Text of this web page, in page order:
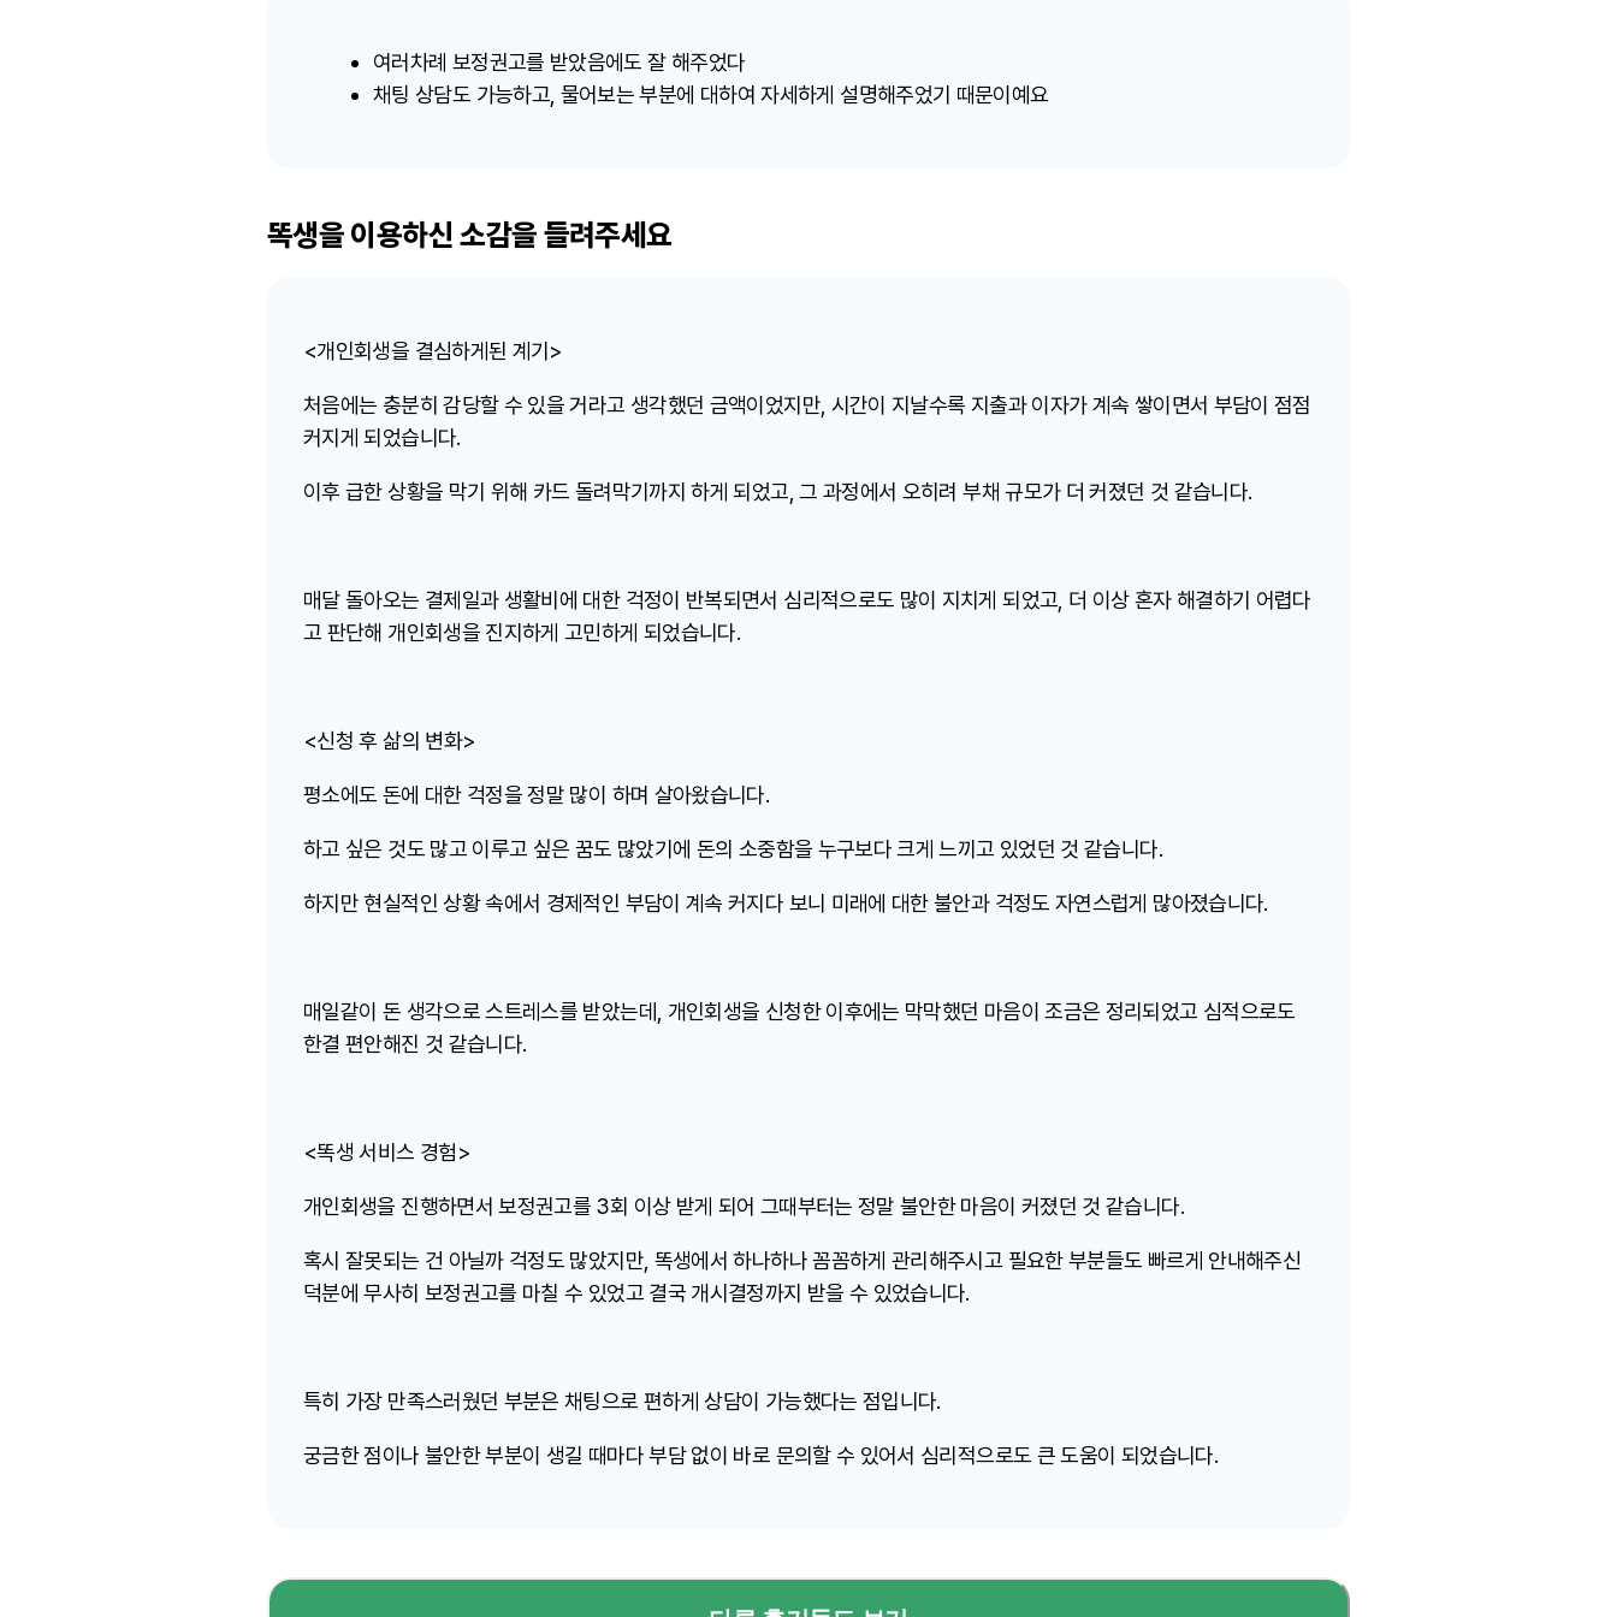
여러차례 보정권고를 받았음에도 잘 해주었다
채팅 상담도 가능하고, 물어보는 부분에 대하여 자세하게 설명해주었기 때문이예요
똑생을 이용하신 소감을 들려주세요
<개인회생을 결심하게된 계기>
처음에는 충분히 감당할 수 있을 거라고 생각했던 금액이었지만, 시간이 지날수록 지출과 이자가 계속 쌓이면서 부담이 점점
커지게 되었습니다.
이후 급한 상황을 막기 위해 카드 돌려막기까지 하게 되었고, 그 과정에서 오히려 부채 규모가 더 커졌던 것 같습니다.
매달 돌아오는 결제일과 생활비에 대한 걱정이 반복되면서 심리적으로도 많이 지치게 되었고, 더 이상 혼자 해결하기 어렵다
고 판단해 개인회생을 진지하게 고민하게 되었습니다.
<신청 후 삶의 변화>
평소에도 돈에 대한 걱정을 정말 많이 하며 살아왔습니다.
하고 싶은 것도 많고 이루고 싶은 꿈도 많았기에 돈의 소중함을 누구보다 크게 느끼고 있었던 것 같습니다.
하지만 현실적인 상황 속에서 경제적인 부담이 계속 커지다 보니 미래에 대한 불안과 걱정도 자연스럽게 많아졌습니다.
매일같이 돈 생각으로 스트레스를 받았는데, 개인회생을 신청한 이후에는 막막했던 마음이 조금은 정리되었고 심적으로도
한결 편안해진 것 같습니다.
<똑생 서비스 경험>
개인회생을 진행하면서 보정권고를 3회 이상 받게 되어 그때부터는 정말 불안한 마음이 커졌던 것 같습니다.
혹시 잘못되는 건 아닐까 걱정도 많았지만, 똑생에서 하나하나 꼼꼼하게 관리해주시고 필요한 부분들도 빠르게 안내해주신
덕분에 무사히 보정권고를 마칠 수 있었고 결국 개시결정까지 받을 수 있었습니다.
특히 가장 만족스러웠던 부분은 채팅으로 편하게 상담이 가능했다는 점입니다.
궁금한 점이나 불안한 부분이 생길 때마다 부담 없이 바로 문의할 수 있어서 심리적으로도 큰 도움이 되었습니다.